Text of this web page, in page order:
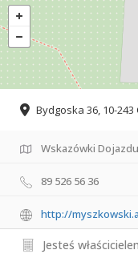
Bydgoska 36, 10-
Wskazówki Dojazdu
89 526 56 36
http://
Jesteś